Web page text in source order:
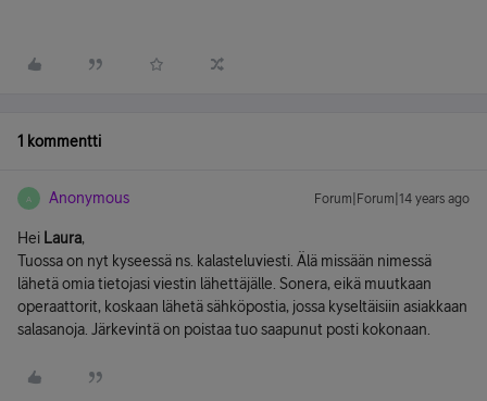
1 kommentti
A Anonymous Forum|Forum|14 years ago
Hei Laura,
Tuossa on nyt kyseessä ns. kalasteluviesti. Älä missään nimessä
lähetä omia tietojasi viestin lähettäjälle. Sonera, eikä muutkaan
operaattorit, koskaan lähetä sähköpostia, jossa kyseltäisiin asiakkaan
salasanoja. Järkevintä on poistaa tuo saapunut posti kokonaan.